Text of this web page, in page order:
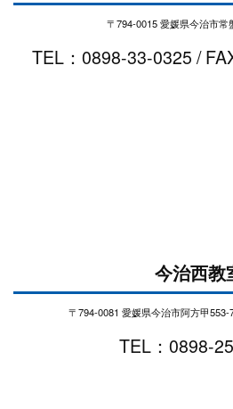
〒794-0015 愛媛県今治市常
TEL：0898-33-0325 /
今治西教
〒794-0081 愛媛県今治市阿方甲
TEL：0898-